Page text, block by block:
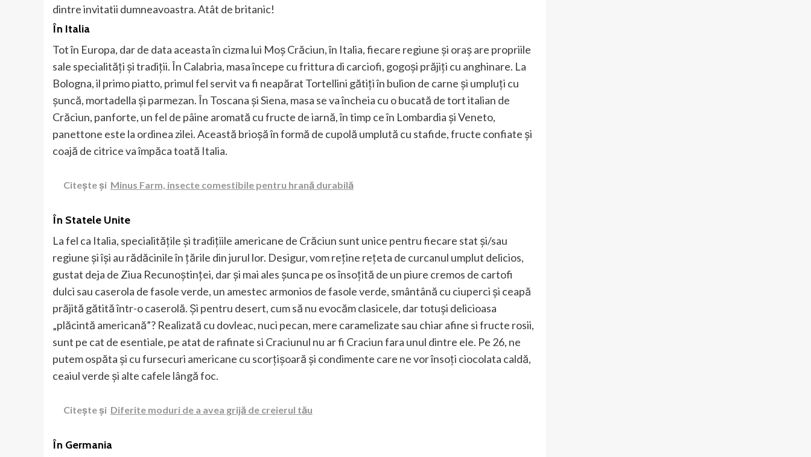
dintre invitatii dumneavoastra. Atât de britanic!
În Italia
Tot în Europa, dar de data aceasta în cizma lui Moș Crăciun, în Italia, fiecare regiune și oraș are propriile
sale specialități și tradiții. În Calabria, masa începe cu frittura di carciofi, gogoși prăjiți cu anghinare. La
Bologna, il primo piatto, primul fel servit va fi neapărat Tortellini gătiți în bulion de carne și umpluți cu
șuncă, mortadella și parmezan. În Toscana și Siena, masa se va încheia cu o bucată de tort italian de
Crăciun, panforte, un fel de pâine aromată cu fructe de iarnă, în timp ce în Lombardia și Veneto,
panettone este la ordinea zilei. Această brioșă în formă de cupolă umplută cu stafide, fructe confiate și
coajă de citrice va împăca toată Italia.
Citește și Minus Farm, insecte comestibile pentru hrană durabilă
În Statele Unite
La fel ca Italia, specialitățile și tradițiile americane de Crăciun sunt unice pentru fiecare stat și/sau
regiune și își au rădăcinile în țările din jurul lor. Desigur, vom reține rețeta de curcanul umplut delicios,
gustat deja de Ziua Recunoștinței, dar și mai ales șunca pe os însoțită de un piure cremos de cartofi
dulci sau caserola de fasole verde, un amestec armonios de fasole verde, smântână cu ciuperci și ceapă
prăjită gătită într-o caserolă. Și pentru desert, cum să nu evocăm clasicele, dar totuși delicioasa
„plăcintă americană”? Realizată cu dovleac, nuci pecan, mere caramelizate sau chiar afine si fructe rosii,
sunt pe cat de esentiale, pe atat de rafinate si Craciunul nu ar fi Craciun fara unul dintre ele. Pe 26, ne
putem ospăta și cu fursecuri americane cu scorțișoară și condimente care ne vor însoți ciocolata caldă,
ceaiul verde și alte cafele lângă foc.
Citește și Diferite moduri de a avea grijă de creierul tău
În Germania